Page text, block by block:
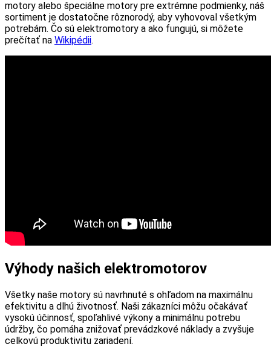
motory alebo špeciálne motory pre extrémne podmienky, náš
sortiment je dostatočne rôznorodý, aby vyhovoval všetkým
potrebám. Čo sú elektromotory a ako fungujú, si môžete
prečítať na Wikipédii.
Výhody našich elektromotorov
Všetky naše motory sú navrhnuté s ohľadom na maximálnu
efektivitu a dlhú životnosť. Naši zákazníci môžu očakávať
vysokú účinnosť, spoľahlivé výkony a minimálnu potrebu
údržby, čo pomáha znižovať prevádzkové náklady a zvyšuje
celkovú produktivitu zariadení.